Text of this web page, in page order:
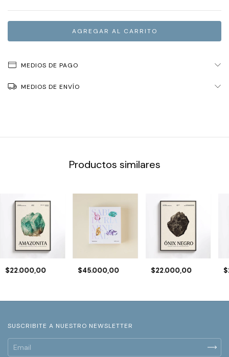
MEDIOS DE PAGO
MEDIOS DE ENVÍO
Productos similares
$22.000,00 $45.000,00 $22.000,00
SUSCRIBITE A NUESTRO NEWSLETTER